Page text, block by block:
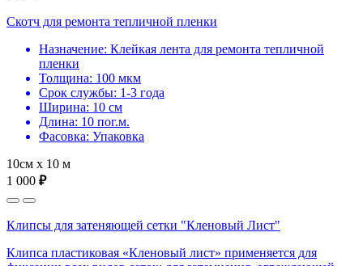
Скотч для ремонта тепличной пленки
Назначение: Клейкая лента для ремонта тепличной
пленки
Толщина: 100 мкм
Срок службы: 1-3 года
Ширина: 10 см
Длина: 10 пог.м.
Фасовка: Упаковка
10см х 10 м
1 000 ₽
Клипсы для затеняющей сетки "Кленовый Лист"
Клипса пластиковая «Кленовый лист» применяется для